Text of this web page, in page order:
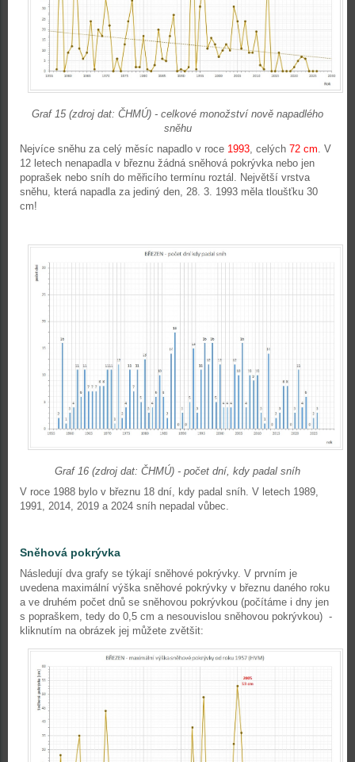
Graf 15 (zdroj dat: ČHMÚ) - celkové monožství nově napadlého
sněhu
Nejvíce sněhu za celý měsíc napadlo v roce 1993 , celých 72 cm . V
12 letech nenapadla v březnu žádná sněhová pokrývka nebo jen
poprašek nebo sníh do měřicího termínu roztál. Největší vrstva
sněhu, která napadla za jediný den, 28. 3. 1993 měla tloušťku 30
cm!
Graf 16 (zdroj dat: ČHMÚ) - počet dní, kdy padal sníh
V roce 1988 bylo v březnu 18 dní, kdy padal sníh. V letech 1989,
1991, 2014, 2019 a 2024 sníh nepadal vůbec.
Sněhová pokrývka
Následují dva grafy se týkají sněhové pokrývky. V prvním je
uvedena maximální výška sněhové pokrývky v březnu daného roku
a ve druhém počet dnů se sněhovou pokrývkou (počítáme i dny jen
s popraškem, tedy do 0,5 cm a nesouvislou sněhovou pokrývkou) -
kliknutím na obrázek jej můžete zvětšit: